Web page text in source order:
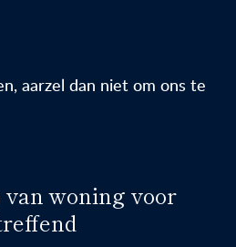
aarzel dan niet om ons te
van woning voor